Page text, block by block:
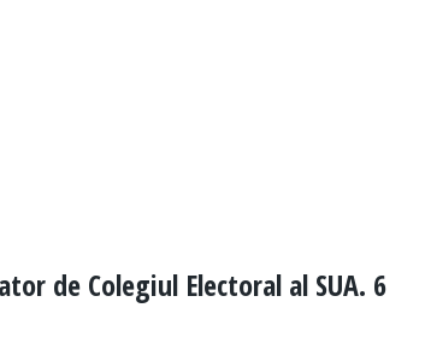
de Colegiul Electoral al SUA. 6